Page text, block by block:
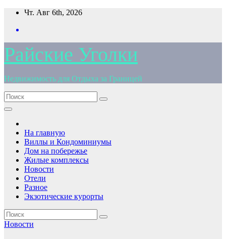
Перейти
содержимому
Чт. Авг 6th, 2026
Райские Уголки
Недвижимость для Отдыха за Границей
На главную
Виллы и Кондоминиумы
Дом на побережье
Жилые комплексы
Новости
Отели
Разное
Экзотические курорты
Новости